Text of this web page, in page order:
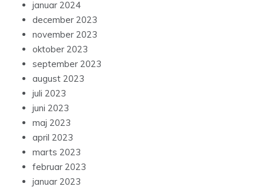
januar 2024
december 2023
november 2023
oktober 2023
september 2023
august 2023
juli 2023
juni 2023
maj 2023
april 2023
marts 2023
februar 2023
januar 2023